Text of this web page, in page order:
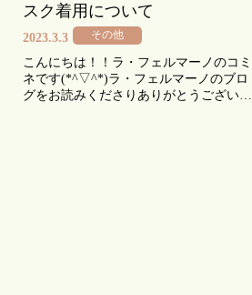
スク着用について
2023.3.3 その他
こんにちは！！ラ・フェルマーノのコミ
ネです(*^▽^*)ラ・フェルマーノのブロ
グをお読みくださりありがとうございま